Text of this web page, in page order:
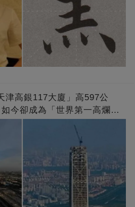
津高銀117大廈」高597公
今卻成為「世界第一高爛尾